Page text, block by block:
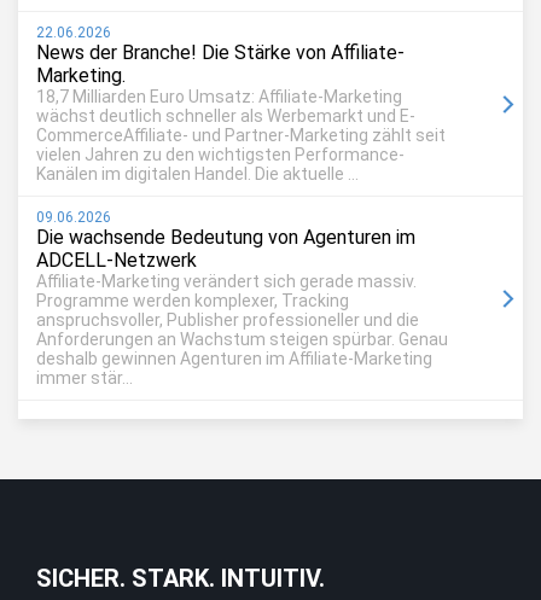
22.06.2026
News der Branche! Die Stärke von Affiliate-
Marketing.
18,7 Milliarden Euro Umsatz: Affiliate-Marketing
wächst deutlich schneller als Werbemarkt und E-
CommerceAffiliate- und Partner-Marketing zählt seit
vielen Jahren zu den wichtigsten Performance-
Kanälen im digitalen Handel. Die aktuelle ...
09.06.2026
Die wachsende Bedeutung von Agenturen im
ADCELL-Netzwerk
Affiliate-Marketing verändert sich gerade massiv.
Programme werden komplexer, Tracking
anspruchsvoller, Publisher professioneller und die
Anforderungen an Wachstum steigen spürbar. Genau
deshalb gewinnen Agenturen im Affiliate-Marketing
immer stär...
SICHER. STARK. INTUITIV.